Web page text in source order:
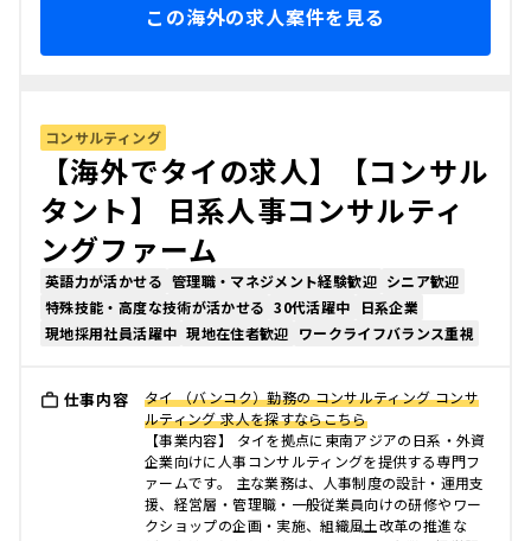
この海外の求人案件を見る
コンサルティング
【海外でタイの求人】【コンサル
タント】 日系人事コンサルティ
ングファーム
英語力が活かせる 管理職・マネジメント経験歓迎 シニア歓迎
特殊技能・高度な技術が活かせる 30代活躍中
日系企業
現地採用社員活躍中 現地在住者歓迎 ワークライフバランス重視
仕事内容
タイ （バンコク）勤務の コンサルティング コンサ
ルティング 求人を探すならこちら
【事業内容】 タイを拠点に東南アジアの日系・外資
企業向けに人事コンサルティングを提供する専門フ
ァームです。 主な業務は、人事制度の設計・運用支
援、経営層・管理職・一般従業員向けの研修やワー
クショップの企画・実施、組織風土改革の推進な